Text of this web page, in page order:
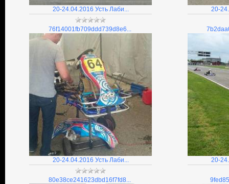
20-24.04.2016 Усть Лаби... 20-
76f14001fb709ddd739d8e6...
20-24.04.2016 Усть Лаби... 20-
80e38ce241623dbd16f7fd8...